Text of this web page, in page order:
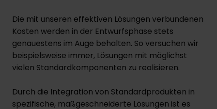
Die mit unseren effektiven Lösungen verbundenen
Kosten werden in der Entwurfsphase stets
genauestens im Auge behalten. So versuchen wir
beispielsweise immer, Lösungen mit möglichst
vielen Standardkomponenten zu realisieren.
Durch die Integration von Standardprodukten in
spezifische, maßgeschneiderte Lösungen ist es